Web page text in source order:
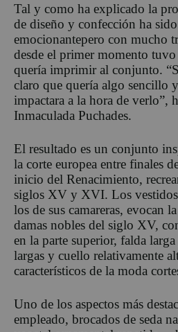
Tal y como ha explicado la
de diseño y confección ha
emocionantepero con mucho
desde el primer momento
quería imprimir al conjunto.
claro que quería algo sencillo
impactara a la hora de verlo”,
Inmaculada Puchades.
El resultado es un conjunto
la corte europea entre finales
inicio del Renacimiento,
siglos XV y XVI. Los
los de sus camareras, evocan
damas nobles del siglo XV,
en la parte superior, falda
largas y cuello relativamente
característicos de la moda
Uno de los aspectos más
empleado, brocados de seda